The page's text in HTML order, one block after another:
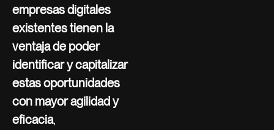
empresas digitales
existentes tienen la
ventaja de poder
identificar y capitalizar
estas oportunidades
con mayor agilidad y
eficacia,